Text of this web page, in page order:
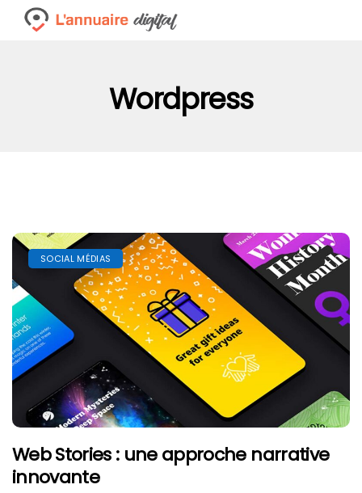
Wordpress
SOCIAL MÉDIAS
Web Stories : une approche narrative
innovante